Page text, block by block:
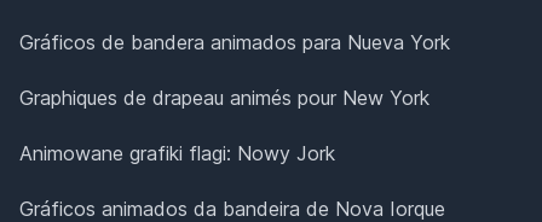
Gráficos de bandera animados para Nueva York
Graphiques de drapeau animés pour New York
Animowane grafiki flagi: Nowy Jork
Gráficos animados da bandeira de Nova Iorque